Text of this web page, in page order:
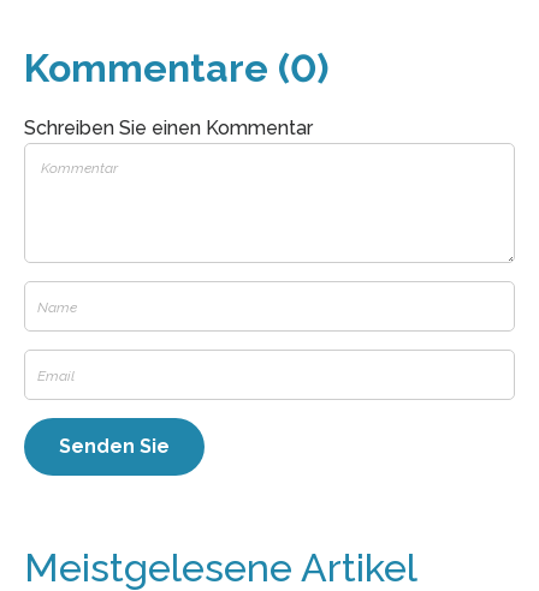
Kommentare (0)
Schreiben Sie einen Kommentar
Meistgelesene Artikel